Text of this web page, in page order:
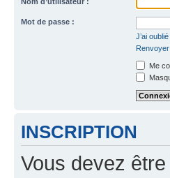
Mot de passe :
J’ai
Renvoyer
Me
INSCRIPTION
Vous devez